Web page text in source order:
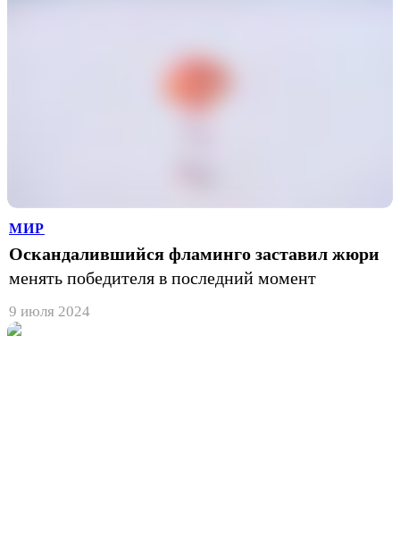
МИР
Оскандалившийся фламинго заставил жюри
менять победителя в последний момент
9 июля 2024